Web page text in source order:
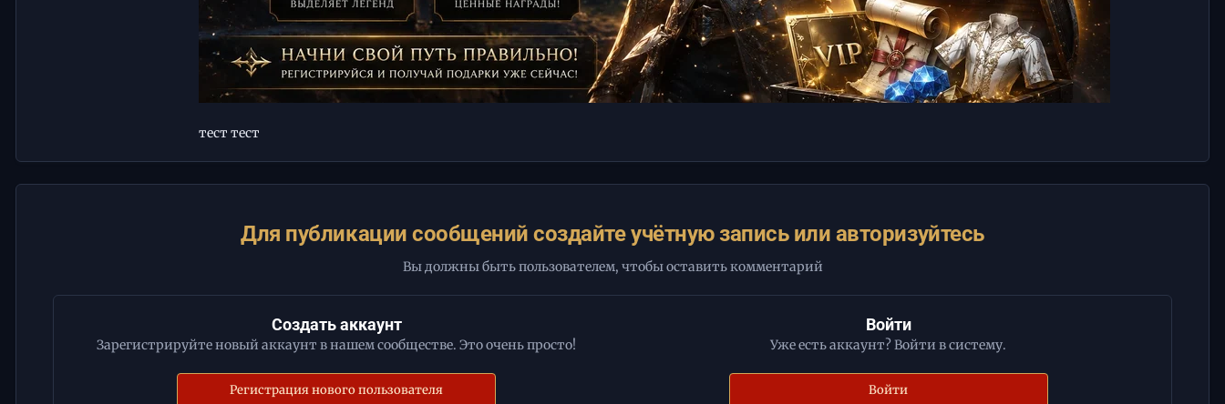
тест тест
Для публикации сообщений создайте учётную запись или авторизуйтесь
Вы должны быть пользователем, чтобы оставить комментарий
Создать аккаунт
Зарегистрируйте новый аккаунт в нашем сообществе. Это очень просто!
Регистрация нового пользователя
Войти
Уже есть аккаунт? Войти в систему.
Войти